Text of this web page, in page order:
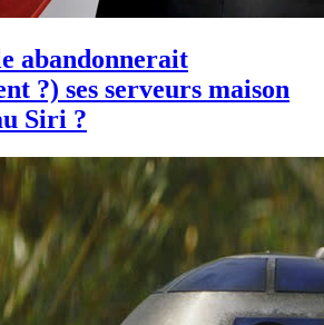
abandonnerait
?) ses serveurs maison
Siri ?